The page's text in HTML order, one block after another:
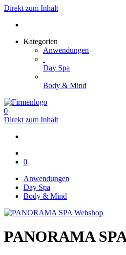
Direkt zum Inhalt
Kategorien
Anwendungen
Day Spa
Body & Mind
0
Direkt zum Inhalt
0
Anwendungen
Day Spa
Body & Mind
PANORAMA